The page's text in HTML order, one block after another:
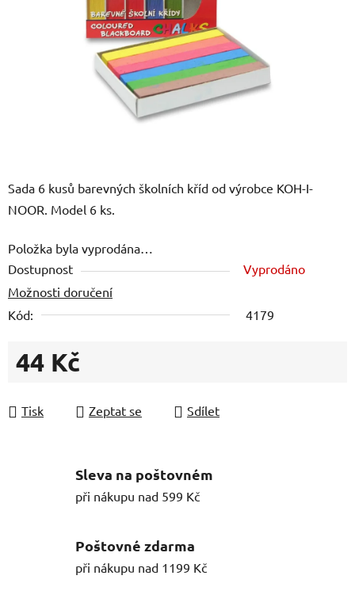
Sada 6 kusů barevných školních kříd od výrobce KOH-I-
NOOR. Model 6 ks.
Položka byla vyprodána…
Dostupnost
Vyprodáno
Možnosti doručení
Kód:
4179
44 Kč
Tisk
Zeptat se Sdílet
Sleva na poštovném
při nákupu nad 599 Kč
Poštovné zdarma
při nákupu nad 1199 Kč